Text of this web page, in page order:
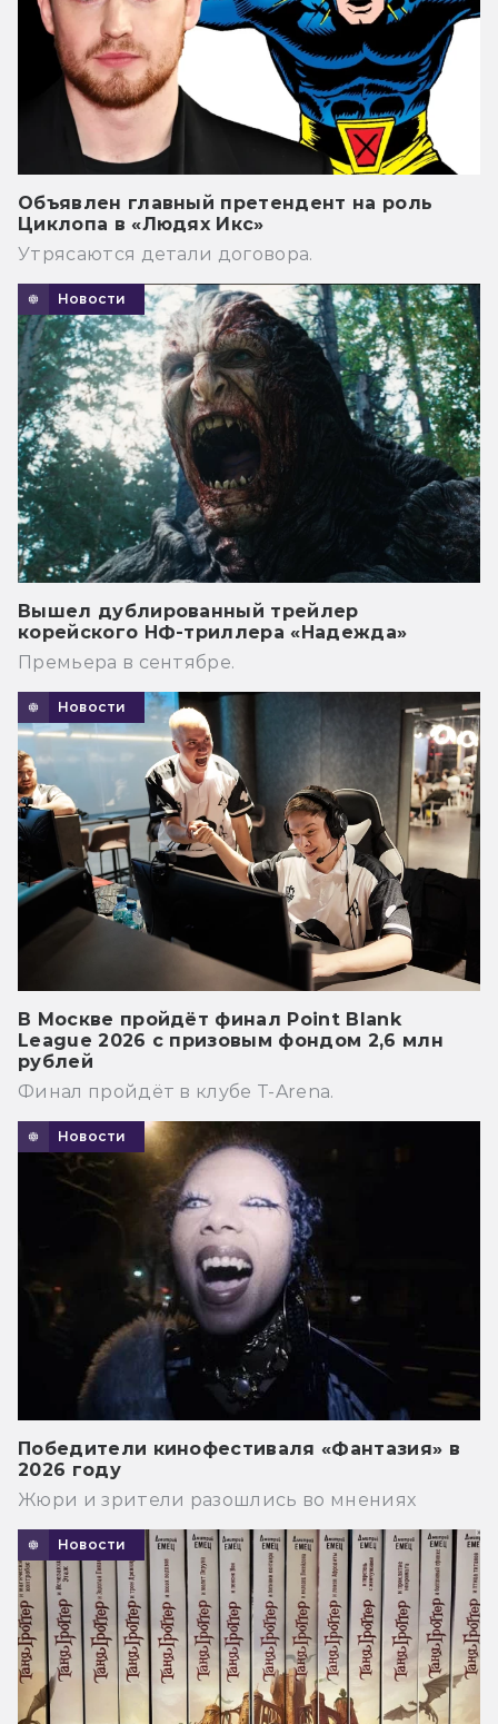
Объявлен главный претендент на роль
Циклопа в «Людях Икс»
Утрясаются детали договора.
Новости
Вышел дублированный трейлер
корейского НФ-триллера «Надежда»
Премьера в сентябре.
Новости
В Москве пройдёт финал Point Blank
League 2026 с призовым фондом 2,6 млн
рублей
Финал пройдёт в клубе T-Arena.
Новости
Победители кинофестиваля «Фантазия» в
2026 году
Жюри и зрители разошлись во мнениях
Новости